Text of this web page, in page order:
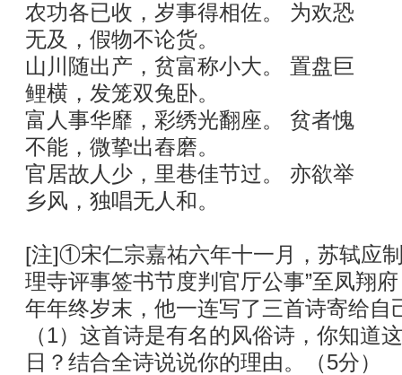
农功各已收，岁事得相佐。 为欢恐
无及，假物不论货。
山川随出产，贫富称小大。 置盘巨
鲤横，发笼双兔卧。
富人事华靡，彩绣光翻座。 贫者愧
不能，微挚出舂磨。
官居故人少，里巷佳节过。 亦欲举
乡风，独唱无人和。
[注]①宋仁宗嘉祐六年十一月，苏轼应
理寺评事签书节度判官厅公事”至凤翔
年年终岁末，他一连写了三首诗寄给自
（1）这首诗是有名的风俗诗，你知道
日？结合全诗说说你的理由。（5分）